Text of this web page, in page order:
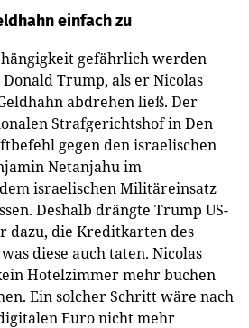
einfach zu
gefährlich werden
Trump, als er Nicolas
abdrehen ließ. Der
Strafgerichtshof in Den
gegen den israelischen
Netanjahu im
israelischen Militäreinsatz
Deshalb drängte Trump US-
dazu, die Kreditkarten des
diese auch taten. Nicolas
Hotelzimmer mehr buchen
Ein solcher Schritt wäre nach
Euro nicht mehr